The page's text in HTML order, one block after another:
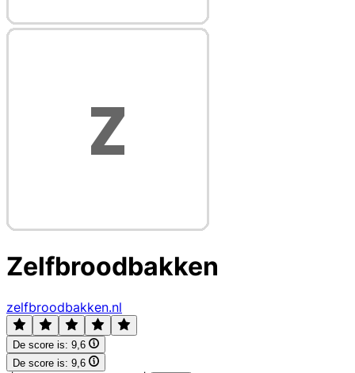
Zelfbroodbakken
zelfbroodbakken.nl
De score is: 9,6
De score is: 9,6